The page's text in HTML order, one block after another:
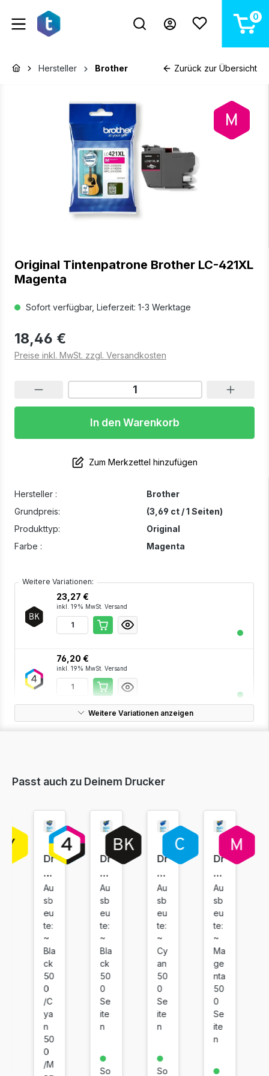
springen 0
Hersteller Brother Zurück zur Übersicht
Hersteller :
Brother
Grundpreis:
(3,69 ct / 1 Seiten)
Produkttyp:
Original
Farbe :
Magenta
Weitere Variationen:
23,27 €
inkl. 19% MwSt. Versand
76,20 €
inkl. 19% MwSt. Versand
18,46 €
18,46 €
Weitere Variationen anzeigen
Original Tintenpatrone Brother LC-421XL
Magenta
Sofort verfügbar, Lieferzeit: 1-3 Werktage
18,46 €
Preise inkl. MwSt. zzgl. Versandkosten
In den Warenkorb
Zum Merkzettel hinzufügen
Passt auch zu Deinem Drucker
Dr
uc
ke
rp
at
ro
ne
n
ko
m
pa
tib
el
fü
r
Au
sb
eu
te:
~
Bla
ck
50
0
/C
ya
n
50
0
/M
Dr
uc
ke
rp
at
ro
ne
ko
m
pa
tib
el
fü
Br
Au
sb
eu
te:
~
Bla
ck
50
0
Se
ite
n
So
Dr
uc
ke
rp
at
ro
ne
ko
m
pa
tib
el
fü
Br
Au
sb
eu
te:
~
Cy
an
50
0
Se
ite
n
So
Dr
uc
ke
rp
at
ro
ne
ko
m
pa
tib
el
fü
r
Au
sb
eu
te:
~
Ma
ge
nta
50
0
Se
ite
n